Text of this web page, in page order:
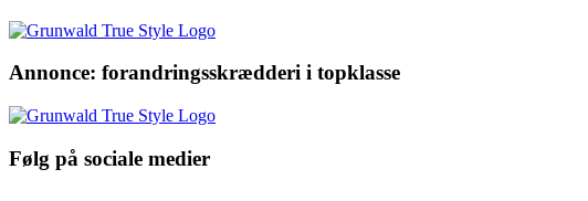
Annonce: forandringsskrædderi i topklasse
Følg på sociale medier